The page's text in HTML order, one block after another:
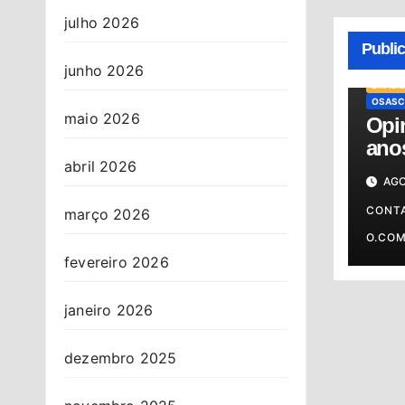
julho 2026
junho 2026
maio 2026
abril 2026
março 2026
fevereiro 2026
janeiro 2026
dezembro 2025
O.COM